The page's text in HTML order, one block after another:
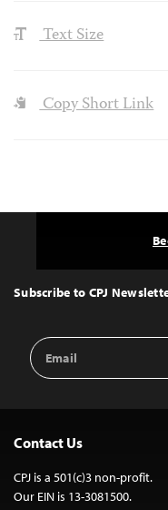
Text Size
Copy Short Link
Top
Subscribe to CPJ
Email
Address
Contact Us
CPJ is a 501(c)3 non-profit.
Our EIN is 13-3081500.